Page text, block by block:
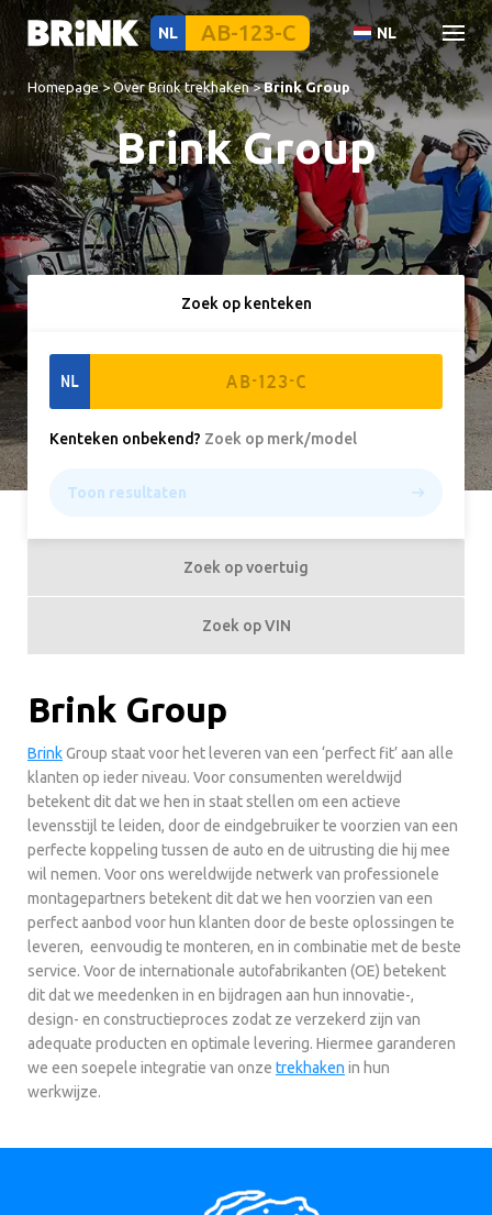
NL NL
Homepage >Over Brink trekhaken >Brink Group
Brink Group
Zoek op kenteken
NL
Kenteken onbekend? Zoek op merk/model
Toon resultaten
Zoek op voertuig
Zoek op VIN
Brink Group
BrinkGroup staat voor het leveren van een ‘perfect fit’ aan alle
klanten op ieder niveau. Voor consumenten wereldwijd
betekent dit dat we hen in staat stellen om een actieve
levensstijl te leiden, door de eindgebruiker te voorzien van een
perfecte koppeling tussen de auto en de uitrusting die hij mee
wil nemen. Voor ons wereldwijde netwerk van professionele
montagepartners betekent dit dat we hen voorzien van een
perfect aanbod voor hun klanten door de beste oplossingen te
leveren, eenvoudig te monteren, en in combinatie met de beste
service. Voor de internationale autofabrikanten (OE) betekent
dit dat we meedenken in en bijdragen aan hun innovatie-,
design- en constructieproces zodat ze verzekerd zijn van
adequate producten en optimale levering. Hiermee garanderen
we een soepele integratie van onze trekhaken in hun
werkwijze.